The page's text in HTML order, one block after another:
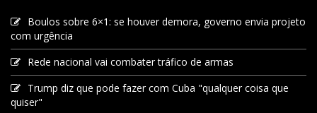
Boulos sobre 6×1: se houver demora, governo envia projeto
com urgência
Rede nacional vai combater tráfico de armas
Trump diz que pode fazer com Cuba "qualquer coisa que
quiser"